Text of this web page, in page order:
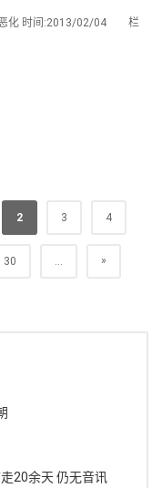
恶化 时间:2013/02/04 栏
2 3 4
30 ... »
20余天 仍无音讯